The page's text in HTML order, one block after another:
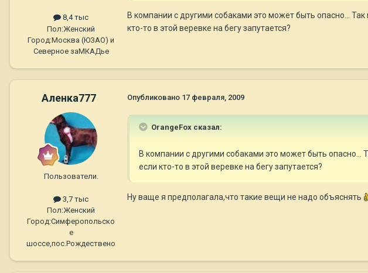
8,4 тыс
Пол:Женский
Город:Москва (ЮЗАО) и
Северное заМКАДье
В компании с другими собаками это может быть опасно...
кто-то в этой веревке на бегу запутается?
Аленка777
Пользователи.
3,7 тыс
Пол:Женский
Город:Симферопольско
е
шоссе,пос.Рождествено
Опубликовано 17 февраля, 2009
OrangeFox сказал:
В компании с другими собаками это может быть опасно...
если кто-то в этой веревке на бегу запутается?
Ну ваще я предполагала,что такие вещи не надо объяснять